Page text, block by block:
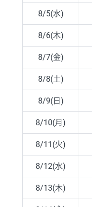
8/5(水)
8/6(木)
8/7(金)
8/8(土)
8/9(日)
8/10(月)
8/11(火)
8/12(水)
8/13(木)